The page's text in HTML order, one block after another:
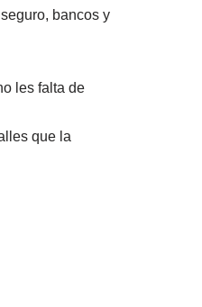
bancos y
les falta de
que la